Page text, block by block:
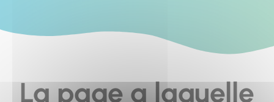
La page a laquelle